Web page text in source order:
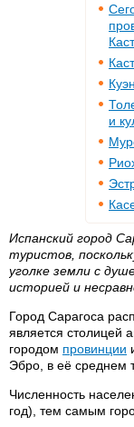
и
Испанский город
туристов,
уголке земли с
историей и
Город Сарагоса
является столицей
городом провинции
Эбро, в её среднем
Численность
год), тем самым